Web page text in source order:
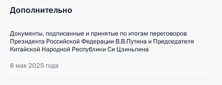
Дополнительно
Документы, подписанные и принятые по итогам переговоров
Президента Российской Федерации В.В.Путина и Председателя
Китайской Народной Республики Си Цзиньпина
8 мая 2025 года